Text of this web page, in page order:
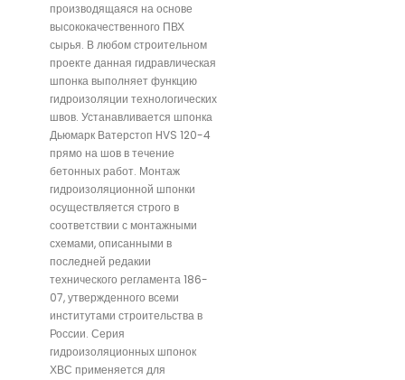
производящаяся на основе
высококачественного ПВХ
сырья. В любом строительном
проекте данная гидравлическая
шпонка выполняет функцию
гидроизоляции технологических
швов. Устанавливается шпонка
Дьюмарк Ватерстоп HVS 120-4
прямо на шов в течение
бетонных работ. Монтаж
гидроизоляционной шпонки
осуществляется строго в
соответствии с монтажными
схемами, описанными в
последней редакии
технического регламента 186-
07, утвержденного всеми
институтами строительства в
России. Серия
гидроизоляционных шпонок
ХВС применяется для